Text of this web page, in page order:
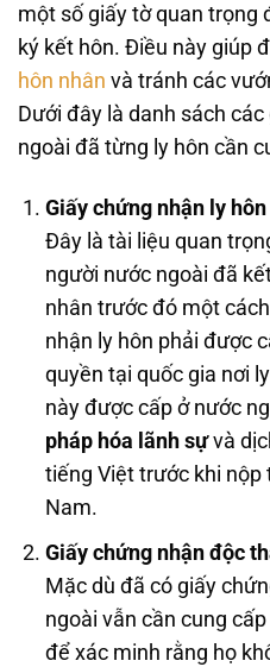
một số giấy tờ quan trọng
ký kết hôn. Điều này giúp
hôn nhân và tránh các
Dưới đây là danh sách
ngoài đã từng ly hôn cần
Giấy chứng nhận ly
Đây là tài liệu quan
người nước ngoài đã
nhân trước đó một
nhận ly hôn phải được
quyền tại quốc gia nơi
này được cấp ở nước
pháp hóa lãnh sựvà
tiếng Việt trước khi nộp
Nam.
Giấy chứng nhận độc
Mặc dù đã có giấy
ngoài vẫn cần cung
để xác minh rằng họ